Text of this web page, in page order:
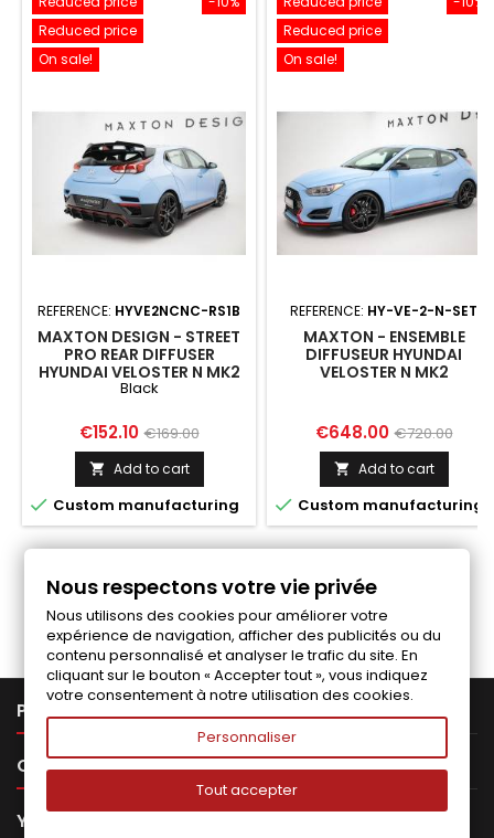
Reduced price
On sale!
REFERENCE: HYVE2NCNC-RS1B
MAXTON DESIGN - STREET
PRO REAR DIFFUSER
HYUNDAI VELOSTER N MK2
BLACK
Black
Price
€152.10 Regular
price
€169.00
 Add to cart
 Custom manufacturing
Reduced price
On sale!
REFERENCE: HY-VE-2-N-SET
MAXTON - ENSEMBLE
DIFFUSEUR HYUNDAI
VELOSTER N MK2
Price
€648.00 Regular
price
€720.00
 Add to cart
 Custom manufacturing
Follow us on Facebook
PRODUCTS
OUR COMPANY 
YOUR ACCOUNT 
Nous respectons votre vie privée
Nous utilisons des cookies pour améliorer votre
expérience de navigation, afficher des publicités ou du
contenu personnalisé et analyser le trafic du site. En
cliquant sur le bouton « Accepter tout », vous indiquez
votre consentement à notre utilisation des cookies.
Personnaliser
Tout accepter